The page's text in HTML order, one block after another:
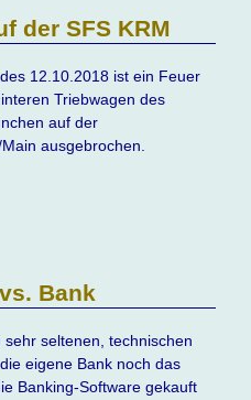
der SFS KRM
12.10.2018 ist ein Feuer
Triebwagen des
auf der
ausgebrochen.
Bank
seltenen, technischen
eigene Bank noch das
Banking-Software gekauft